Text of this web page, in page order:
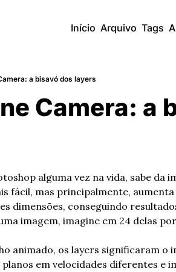
Início Arquivo Tags
a bisavó dos layers
Camera: a
alguma vez na vida, sabe da
fácil, mas principalmente,
dimensões, conseguindo
imagem, imagine em 24 delas
animado, os layers significaram o
em velocidades diferentes e